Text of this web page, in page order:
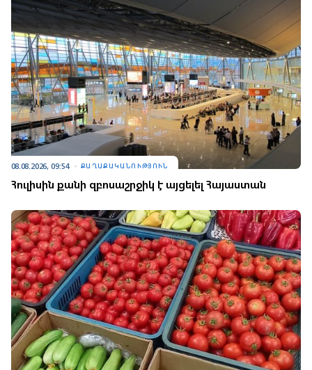
08.08.2026, 09:54 ՔԱՂԱՔԱԿԱՆՈՒԹՅՈՒՆ
Հուլիսին քանի զբոսաշրջիկ է այցելել Հայաստան